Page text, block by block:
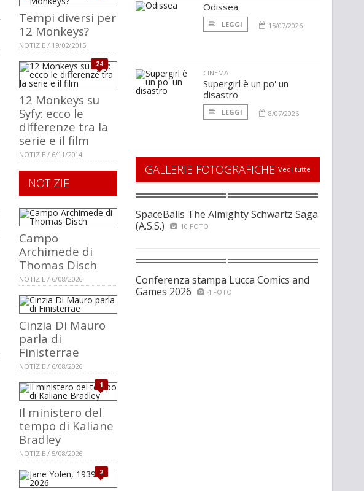
Tempi diversi per
12 Monkeys?
NOTIZIE / 19/02/2015
24
12 Monkeys su
Syfy: ecco le
differenze tra la
serie e il film
NOTIZIE / 6/11/2014
NOTIZIE
Campo
Archimede di
Thomas Disch
NOTIZIE / 6/08/2026
Cinzia Di Mauro
parla di
Finisterrae
NOTIZIE / 6/08/2026
1
Il ministero del
tempo di Kaliane
Bradley
NOTIZIE / 5/08/2026
2
Odissea
LEGGI 15/07/2026
CINEMA
Supergirl è un po' un
disastro
LEGGI 8/07/2026
GALLERIE FOTOGRAFICHE Vedi tutte
SpaceBalls The Almighty Schwartz Saga
(A.S.S.)
10 FOTO
Conferenza stampa Lucca Comics and
Games 2026
4 FOTO